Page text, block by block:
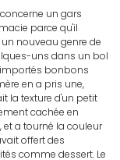
un gars
parce qu'il
nouveau genre de
uns dans un bol
bonbons
en a pris une,
la texture d'un petit
cachée en
et a tourné la couleur
offert des
comme dessert. Le